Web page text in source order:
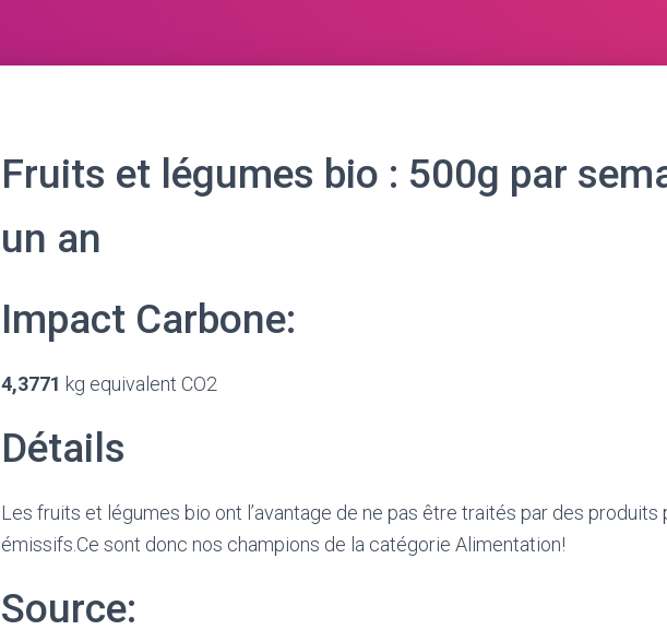
Fruits et légumes bio : 500g par
un an
Impact Carbone:
4,3771 kg equivalent CO2
Détails
Les fruits et légumes bio ont l’avantage de ne pas être traités par des
émissifs.Ce sont donc nos champions de la catégorie Alimentation!
Source: